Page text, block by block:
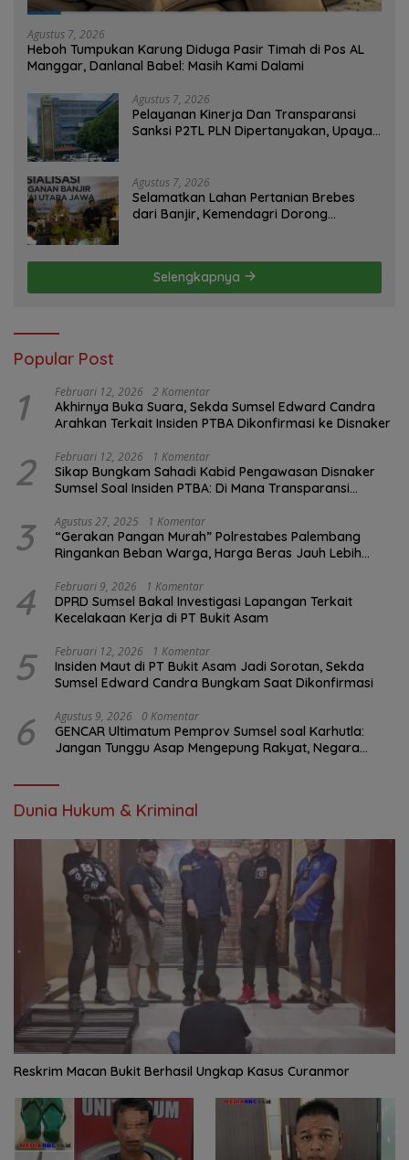
Agustus 7, 2026
Heboh Tumpukan Karung Diduga Pasir Timah di Pos AL
Manggar, Danlanal Babel: Masih Kami Dalami
Agustus 7, 2026
Pelayanan Kinerja Dan Transparansi
Sanksi P2TL PLN Dipertanyakan, Upaya
Agustus 7, 2026
Selamatkan Lahan Pertanian Brebes
dari Banjir, Kemendagri Dorong
Selengkapnya
Popular Post
1 Februari 12, 2026 2 Komentar
Akhirnya Buka Suara, Sekda Sumsel Edward Candra
Arahkan Terkait Insiden PTBA Dikonfirmasi ke Disnaker
2 Februari 12, 2026 1 Komentar
Sikap Bungkam Sahadi Kabid Pengawasan Disnaker
Sumsel Soal Insiden PTBA: Di Mana Transparansi
3 Agustus 27, 2025 1 Komentar
“Gerakan Pangan Murah” Polrestabes Palembang
Ringankan Beban Warga, Harga Beras Jauh Lebih
4 Februari 9, 2026 1 Komentar
DPRD Sumsel Bakal Investigasi Lapangan Terkait
Kecelakaan Kerja di PT Bukit Asam
5 Februari 12, 2026 1 Komentar
Insiden Maut di PT Bukit Asam Jadi Sorotan, Sekda
Sumsel Edward Candra Bungkam Saat Dikonfirmasi
6 Agustus 9, 2026 0 Komentar
GENCAR Ultimatum Pemprov Sumsel soal Karhutla:
Jangan Tunggu Asap Mengepung Rakyat, Negara
Dunia Hukum & Kriminal
Reskrim Macan Bukit Berhasil Ungkap Kasus Curanmor